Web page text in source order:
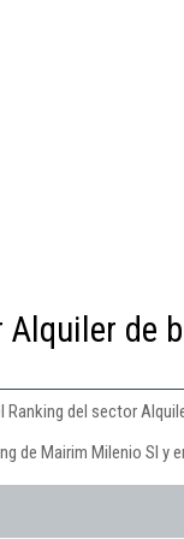
Alquiler de
del sector
de Mairim Milenio Sl y